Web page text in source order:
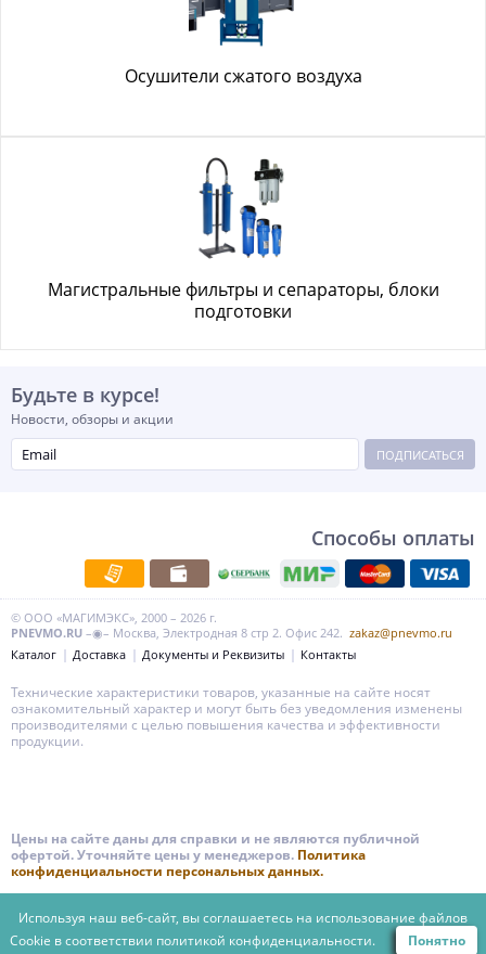
Осушители сжатого воздуха
Магистральные фильтры и сепараторы, блоки
подготовки
Будьте в курсе!
Новости, обзоры и акции
ПОДПИСАТЬСЯ
Способы оплаты
© ООО «МАГИМЭКС», 2000 – 2026 г.
PNEVMO.RU –◉– Москва, Электродная 8 стр 2. Офис 242. zakaz@pnevmo.ru
Каталог
Доставка Документы и Реквизиты Контакты
Технические характеристики товаров, указанные на сайте носят
ознакомительный характер и могут быть без уведомления изменены
производителями с целью повышения качества и эффективности
продукции.
Цены на сайте даны для справки и не являются публичной
офертой. Уточняйте цены у менеджеров. Политика
конфиденциальности персональных данных.
Используя наш веб-сайт, вы соглашаетесь на использование файлов
Cookie в соответствии политикой конфиденциальности. Понятно